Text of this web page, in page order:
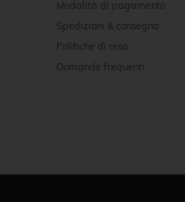
Modalità di pagamento
Spedizioni & consegna
Politiche di reso
Domande frequenti